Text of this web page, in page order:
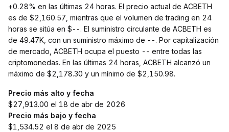
+0.28% en las últimas 24 horas. El precio actual de ACBETH
es de $2,160.57, mientras que el volumen de trading en 24
horas se sitúa en $--. El suministro circulante de ACBETH es
de 49.47K, con un suministro máximo de --. Por capitalización
de mercado, ACBETH ocupa el puesto -- entre todas las
criptomonedas. En las últimas 24 horas, ACBETH alcanzó un
máximo de $2,178.30 y un mínimo de $2,150.98.
Precio más alto y fecha
$27,913.00 el 18 de abr de 2026
Precio más bajo y fecha
$1,534.52 el 8 de abr de 2025